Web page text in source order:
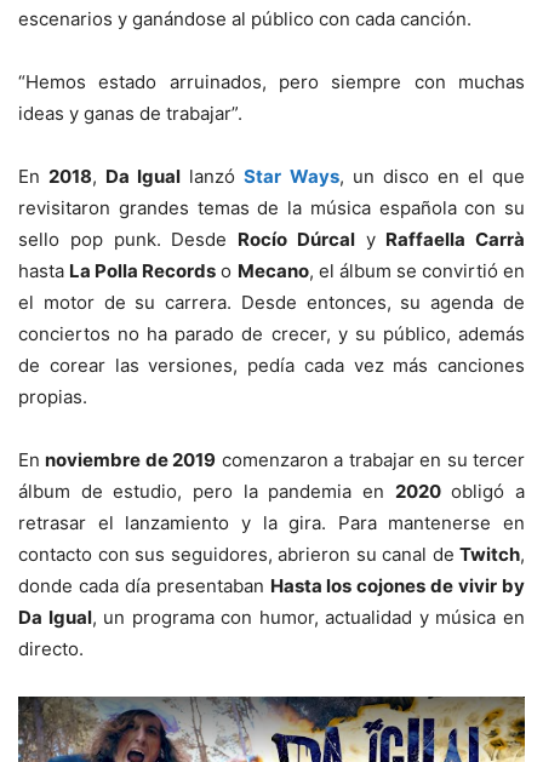
escenarios y ganándose al público con cada canción.
“Hemos estado arruinados, pero siempre con muchas
ideas y ganas de trabajar”.
En2018, Da Igual lanzóStar Ways, un disco en el que
revisitaron grandes temas de la música española con su
sello pop punk. Desde Rocío Dúrcaly Raffaella Carrà
hasta La Polla Records o Mecano, el álbum se convirtió en
el motor de su carrera. Desde entonces, su agenda de
conciertos no ha parado de crecer, y su público, además
de corear las versiones, pedía cada vez más canciones
propias.
Ennoviembre de 2019 comenzaron a trabajar en su tercer
álbum de estudio, pero la pandemia en 2020obligó a
retrasar el lanzamiento y la gira. Para mantenerse en
contacto con sus seguidores, abrieron su canal de Twitch,
donde cada día presentaban Hasta los cojones de vivir by
Da Igual, un programa con humor, actualidad y música en
directo.